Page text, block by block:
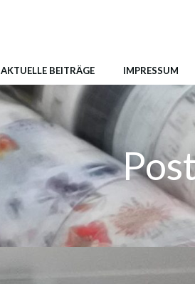
AKTUELLE BEITRÄGE IMPRESSUM